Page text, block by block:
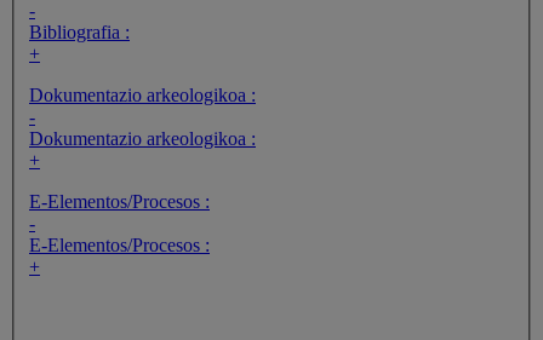
-
Bibliografia :
+
Dokumentazio arkeologikoa :
-
Dokumentazio arkeologikoa :
+
E-Elementos/Procesos :
-
E-Elementos/Procesos :
+